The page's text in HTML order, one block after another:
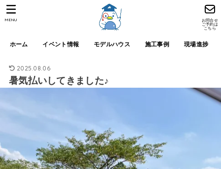
ホーム イベント情報 モデルハウス 施工事例 現場進捗
お問合せ
ご予約は
こちら
MENU
2025.08.06
暑気払いしてきました♪